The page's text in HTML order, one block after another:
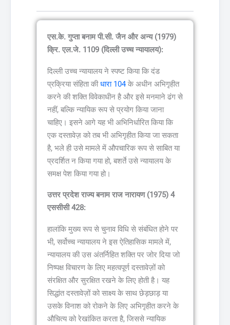
एस.के. गुप्ता बनाम पी.सी. जैन और अन्य (1979)
क्रि. एल.जे. 1109 (दिल्ली उच्च न्यायालय):
दिल्ली उच्च न्यायालय ने स्पष्ट किया कि दंड
प्रक्रिया संहिता कीधारा 104के अधीन अभिगृहीत
करने की शक्ति विवेकाधीन है और इसे मनमाने ढंग से
नहीं, बल्कि न्यायिक रूप से प्रयोग किया जाना
चाहिए। इसने आगे यह भी अभिनिर्धारित किया कि
एक दस्तावेज़ को तब भी अभिगृहीत किया जा सकता
है, भले ही उसे मामले में औपचारिक रूप से साबित या
प्रदर्शित न किया गया हो, बशर्ते उसे न्यायालय के
समक्ष पेश किया गया हो।
उत्तर प्रदेश राज्य बनाम राज नारायण (1975) 4
एससीसी 428:
हालांकि मुख्य रूप से चुनाव विधि से संबंधित होने पर
भी, सर्वोच्च न्यायालय ने इस ऐतिहासिक मामले में,
न्यायालय की उस अंतर्निहित शक्ति पर जोर दिया जो
निष्पक्ष विचारण के लिए महत्वपूर्ण दस्तावेज़ों को
संरक्षित और सुरक्षित रखने के लिए होती है। यह
सिद्धांत दस्तावेज़ों को साक्ष्य के साथ छेड़छाड़ या
उसके विनाश को रोकने के लिए अभिगृहीत करने के
औचित्य को रेखांकित करता है, जिससे न्यायिक